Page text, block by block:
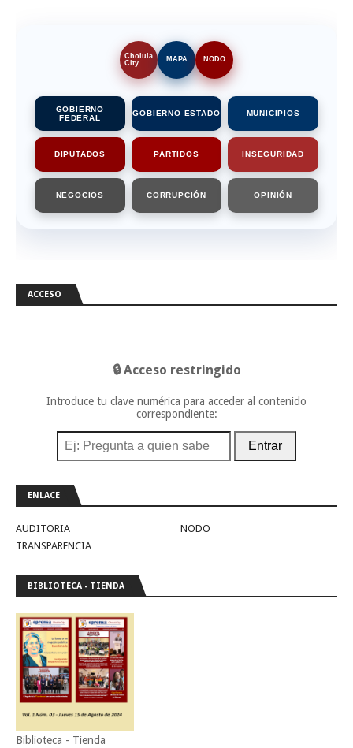
Cholula
City
MAPA NODO
GOBIERNO
FEDERAL
GOBIERNO ESTADO MUNICIPIOS
DIPUTADOS PARTIDOS INSEGURIDAD
NEGOCIOS CORRUPCIÓN OPINIÓN
ACCESO
🔒 Acceso restringido
Introduce tu clave numérica para acceder al contenido
correspondiente:
Entrar
ENLACE
AUDITORIA
NODO
TRANSPARENCIA
BIBLIOTECA - TIENDA
Biblioteca - Tienda